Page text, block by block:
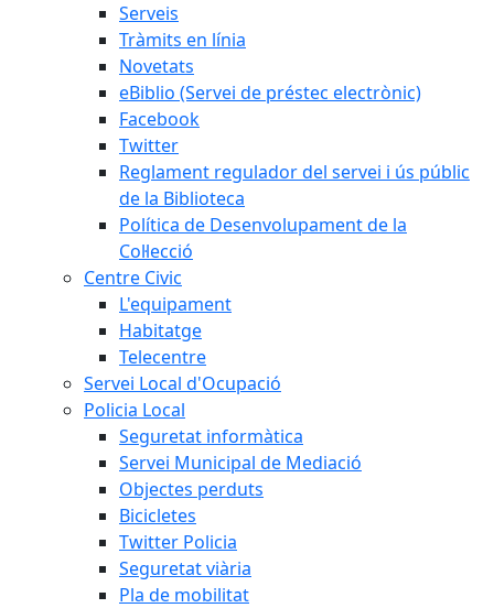
Serveis
Tràmits en línia
Novetats
eBiblio (Servei de préstec electrònic)
Facebook
Twitter
Reglament regulador del servei i ús públic
de la Biblioteca
Política de Desenvolupament de la
Col·lecció
Centre Civic
L'equipament
Habitatge
Telecentre
Servei Local d'Ocupació
Policia Local
Seguretat informàtica
Servei Municipal de Mediació
Objectes perduts
Bicicletes
Twitter Policia
Seguretat viària
Pla de mobilitat